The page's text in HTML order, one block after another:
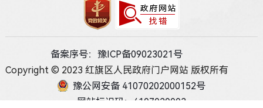
备案序号：豫ICP备09023021号
Copyright © 2023 红旗区人民政府门户网站 版权所有
豫公网安备 41070202000152号
网站标识码：4107020003